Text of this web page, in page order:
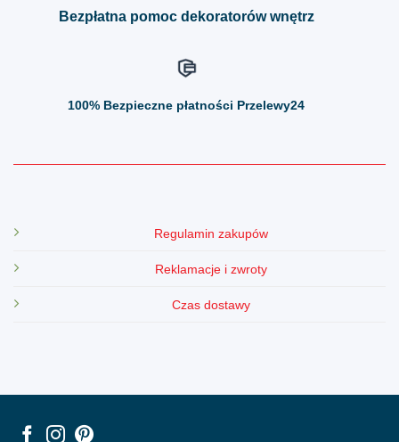
Bezpłatna pomoc dekoratorów wnętrz
100% Bezpieczne płatności Przelewy24
Regulamin zakupów
Reklamacje i zwroty
Czas dostawy